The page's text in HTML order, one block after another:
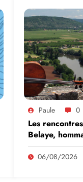
Paule 0
Les
Belaye,
fondateur,
Pidoux,
06/08/2026